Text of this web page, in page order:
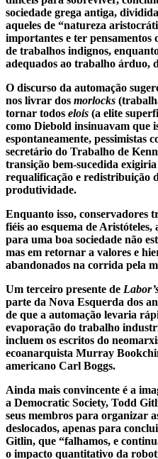
sociedade grega antiga,
aqueles de “natureza
importantes e ter pensamentos
de trabalhos indignos,
adequados ao trabalho árduo,
O discurso da automação
nos livrar dos morlocks
tornar todos elois (a elite
como Diebold insinuavam que
espontaneamente,
secretário do Trabalho de
transição bem-sucedida
requalificação e redistribuição
produtividade.
Enquanto isso, conservadores
fiéis ao esquema de
para uma boa sociedade não
mas em retornar a valores e
abandonados na corrida pela
Um terceiro presente de
parte da Nova Esquerda dos
de que a automação levaria
evaporação do trabalho
incluem os escritos do
ecoanarquista Murray
americano Carl Boggs.
Ainda mais convincente é a
a Democratic Society, Todd
seus membros para organizar
deslocados, apenas para
Gitlin, que “falhamos, e
o impacto quantitativo da